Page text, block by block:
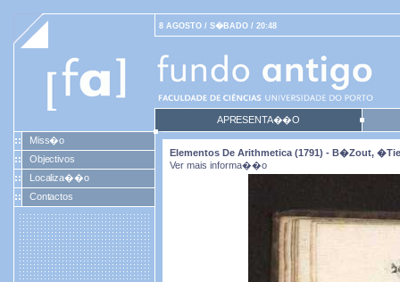
8 AGOSTO / S�BADO / 20:48
APRESENTA��O
Miss�o
Objectivos
Localiza��o
Contactos
Elementos De Arithmetica (1791) - B�zout,
Ver mais informa��o